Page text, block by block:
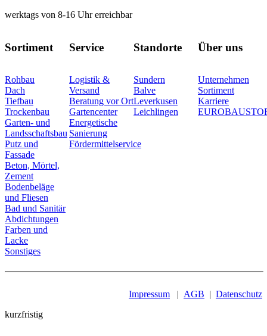
werktags von 8-16 Uhr erreichbar
Sortiment
Rohbau
Dach
Tiefbau
Trockenbau
Garten- und
Landsschaftsbau
Putz und
Fassade
Beton, Mörtel,
Zement
Bodenbeläge
und Fliesen
Bad und Sanitär
Abdichtungen
Farben und
Lacke
Sonstiges
Service
Logistik &
Versand
Beratung vor Ort
Gartencenter
Energetische
Sanierung
Fördermittelservice
Standorte
Sundern
Balve
Leverkusen
Leichlingen
Über uns
Unternehmen
Sortiment
Karriere
Impressum | AGB | Datenschutz
kurzfristig